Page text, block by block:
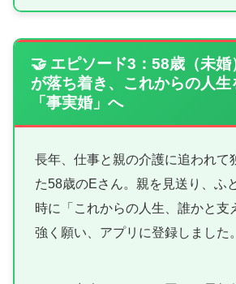
🤝 エピソード3：58歳（未
が落ち着き、これからの人生
「事実婚」へ
長年、仕事と親の介護に追われて
た58歳のEさん。親を見送り、ふ
時に「これからの人生、誰かと支
強く願い、アプリに登録しました。